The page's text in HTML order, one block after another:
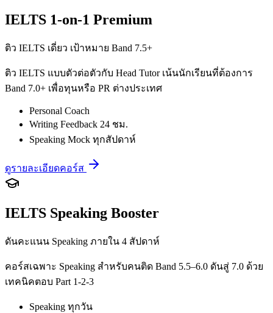
IELTS 1-on-1 Premium
ติว IELTS เดี่ยว เป้าหมาย Band 7.5+
ติว IELTS แบบตัวต่อตัวกับ Head Tutor เน้นนักเรียนที่ต้องการ
Band 7.0+ เพื่อทุนหรือ PR ต่างประเทศ
Personal Coach
Writing Feedback 24 ชม.
Speaking Mock ทุกสัปดาห์
ดูรายละเอียดคอร์ส
IELTS Speaking Booster
ดันคะแนน Speaking ภายใน 4 สัปดาห์
คอร์สเฉพาะ Speaking สำหรับคนติด Band 5.5–6.0 ดันสู่ 7.0 ด้วย
เทคนิคตอบ Part 1-2-3
Speaking ทุกวัน